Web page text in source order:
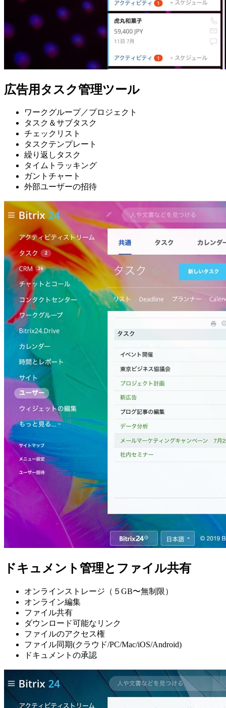
広告用タスク管理ツール
ワークグループ／プロジェクト
タスク＆サブタスク
チェックリスト
タスクテンプレート
繰り返しタスク
タイムトラッキング
ガントチャート
外部ユーザーの招待
ドキュメント管理とファイル共有
オンラインストレージ（５GB〜無制限）
オンライン編集
ファイル共有
ダウンロード可能なリンク
ファイルのアクセス権
ファイル同期(クラウド/PC/Mac/iOS/Android)
ドキュメントの承認